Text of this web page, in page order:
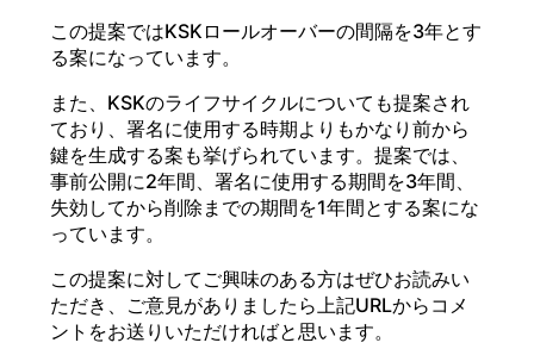
この提案ではKSKロールオーバーの間隔を3年とす
る案になっています。
また、KSKのライフサイクルについても提案され
ており、署名に使用する時期よりもかなり前から
鍵を生成する案も挙げられています。提案では、
事前公開に2年間、署名に使用する期間を3年間、
失効してから削除までの期間を1年間とする案にな
っています。
この提案に対してご興味のある方はぜひお読みい
ただき、ご意見がありましたら上記URLからコメ
ントをお送りいただければと思います。